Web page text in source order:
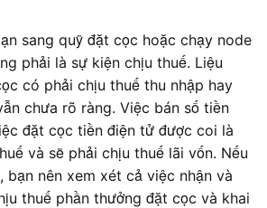
sang quỹ đặt cọc hoặc chạy node
phải là sự kiện chịu thuế. Liệu
có phải chịu thuế thu nhập hay
chưa rõ ràng. Việc bán số tiền
đặt cọc tiền điện tử được coi là
và sẽ phải chịu thuế lãi vốn. Nếu
bạn nên xem xét cả việc nhận và
thuế phần thưởng đặt cọc và khai